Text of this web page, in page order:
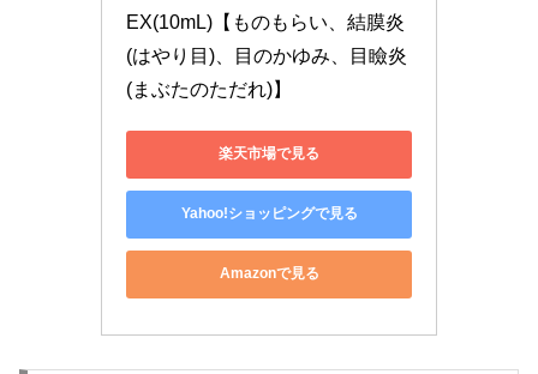
EX(10mL)【ものもらい、結膜炎
(はやり目)、目のかゆみ、目瞼炎
(まぶたのただれ)】
楽天市場で見る
Yahoo!ショッピングで見る
Amazonで見る